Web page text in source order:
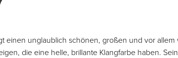
einen unglaublich schönen, großen und vor
die eine helle, brillante Klangfarbe haben.